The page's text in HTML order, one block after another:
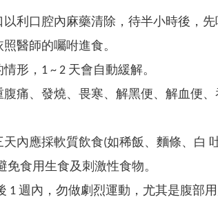
利口腔內麻藥清除，待半小時後，
醫師的囑咐進食。
形，1 ~ 2 天會自動緩解。
痛、發燒、畏寒、解黑便、解血便
內應採軟質飲食(如稀飯、麵條、白
免食用生食及刺激性食物。
1 週內，勿做劇烈運動，尤其是腹部